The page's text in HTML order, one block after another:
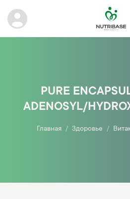
PURE
ADENOSYL/
Главная Здоровье